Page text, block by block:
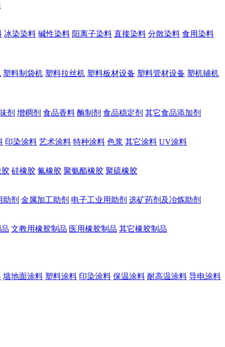
冰染染料 碱性染料 阳离子染料 直接染料 分散染料 食用染料
塑料制袋机 塑料拉丝机 塑料板材设备 塑料管材设备 塑机辅机
剂 增稠剂 食品香料 酶制剂 食品稳定剂 其它食品添加剂
印染涂料 艺术涂料 特种涂料 色浆 其它涂料 UV涂料
胶 硅橡胶 氟橡胶 聚氨酯橡胶 聚硫橡胶
助剂 金属加工助剂 电子工业用助剂 选矿药剂及冶炼助剂
文教用橡胶制品 医用橡胶制品 其它橡胶制品
墙地面涂料 塑料涂料 印染涂料 保温涂料 耐高温涂料 导电涂料